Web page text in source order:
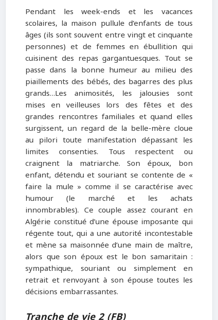
Pendant les week-ends et les vacances
scolaires, la maison pullule d’enfants de tous
âges (ils sont souvent entre vingt et cinquante
personnes) et de femmes en ébullition qui
cuisinent des repas gargantuesques. Tout se
passe dans la bonne humeur au milieu des
piaillements des bébés, des bagarres des plus
grands…Les animosités, les jalousies sont
mises en veilleuses lors des fêtes et des
grandes rencontres familiales et quand elles
surgissent, un regard de la belle-mère cloue
au pilori toute manifestation dépassant les
limites consenties. Tous respectent ou
craignent la matriarche. Son époux, bon
enfant, détendu et souriant se contente de «
faire la mule » comme il se caractérise avec
humour (le marché et les achats
innombrables). Ce couple assez courant en
Algérie constitué d’une épouse imposante qui
régente tout, qui a une autorité incontestable
et mène sa maisonnée d’une main de maître,
alors que son époux est le bon samaritain :
sympathique, souriant ou simplement en
retrait et renvoyant à son épouse toutes les
décisions embarrassantes.